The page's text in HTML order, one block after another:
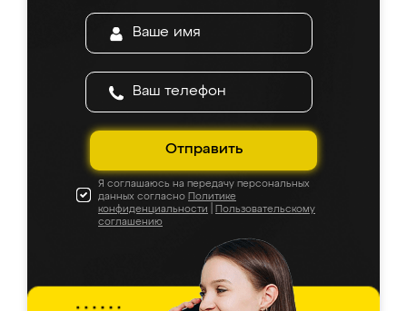
Отправить
Я соглашаюсь на передачу персональных
данных согласно Политике
конфиденциальности
Пользовательскому
соглашению